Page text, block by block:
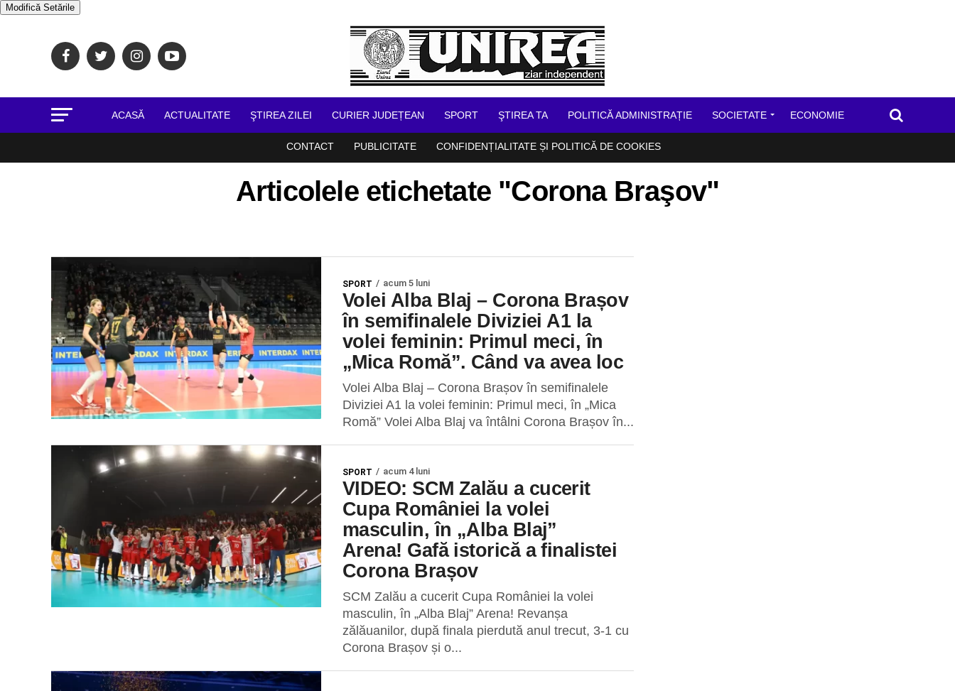
Modifică Setările
ACASĂ ACTUALITATE ŞTIREA ZILEI CURIER JUDEȚEAN SPORT ŞTIREA TA POLITICĂ ADMINISTRAȚIE SOCIETATE ECONOMIE
CONTACT PUBLICITATE CONFIDENȚIALITATE ȘI POLITICĂ DE COOKIES
Articolele etichetate "Corona Braşov"
SPORT acum 5 luni
Volei Alba Blaj – Corona Brașov
în semifinalele Diviziei A1 la
volei feminin: Primul meci, în
„Mica Romă”. Când va avea loc
Volei Alba Blaj – Corona Brașov în semifinalele
Diviziei A1 la volei feminin: Primul meci, în „Mica
Romă” Volei Alba Blaj va întâlni Corona Brașov în...
SPORT acum 4 luni
VIDEO: SCM Zalău a cucerit
Cupa României la volei
masculin, în „Alba Blaj”
Arena! Gafă istorică a finalistei
Corona Brașov
SCM Zalău a cucerit Cupa României la volei
masculin, în „Alba Blaj” Arena! Revanșa
zălăuanilor, după finala pierdută anul trecut, 3-1 cu
Corona Brașov și o...